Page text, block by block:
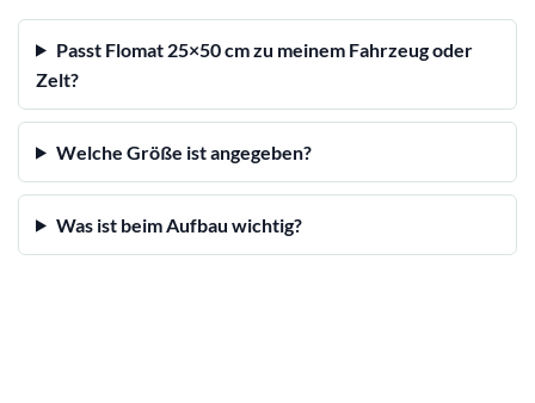
Passt Flomat 25×50 cm zu meinem Fahrzeug oder
Zelt?
Welche Größe ist angegeben?
Was ist beim Aufbau wichtig?